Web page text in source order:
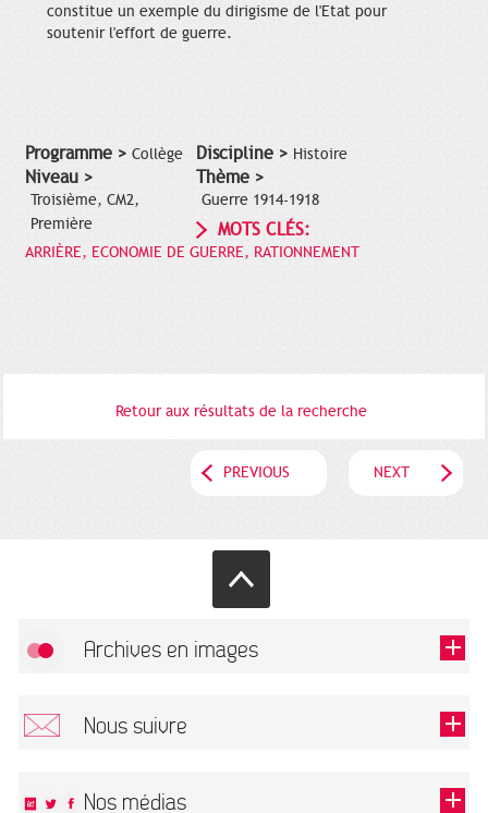
constitue un exemple du dirigisme de l'Etat pour
soutenir l'effort de guerre.
Programme > Collège
Niveau >
Troisième, CM2,
Première
Discipline > Histoire
Thème >
Guerre 1914-1918
MOTS CLÉS:
ARRIÈRE, ECONOMIE DE GUERRE, RATIONNEMENT
Retour aux résultats de la recherche
PREVIOUS NEXT
Archives en images
Nous suivre
Nos médias